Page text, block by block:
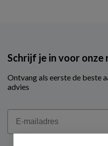
Schrijf je in voor onze
Ontvang als eerste de beste
advies
Email